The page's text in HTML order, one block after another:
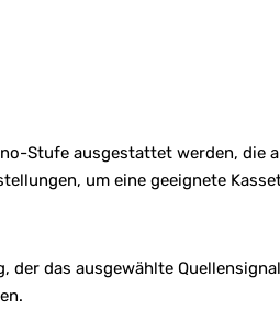
Stufe ausgestattet werden,
um eine geeignete
der das ausgewählte